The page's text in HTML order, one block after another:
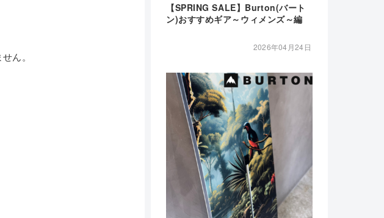
ん。
【SPRING SALE】Burton(バート
ン)おすすめギア～ウィメンズ～編
2026年04月24日